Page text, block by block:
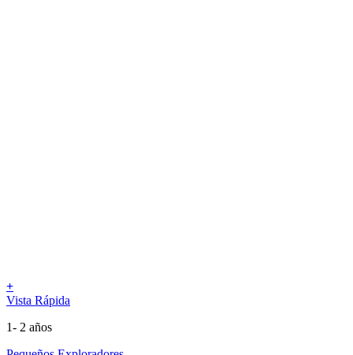
+
Vista Rápida
1- 2 años